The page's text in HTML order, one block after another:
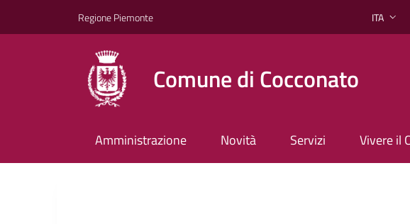
Regione Piemonte Lingua
ITA
Comune di Cocconato
Amministrazione Novità Servizi Vivere il